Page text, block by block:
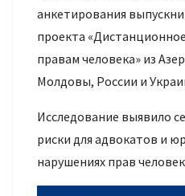
анкетирования
проекта
правам человека» из
Молдовы, России и
Исследование выявило
риски для адвокатов и
нарушениях прав